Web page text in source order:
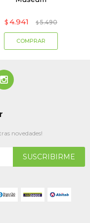
$ 4.941 $ 5.490

novedades!
SUSCRIBIRME